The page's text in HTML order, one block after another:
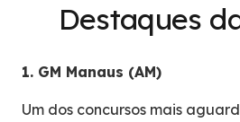
Destaques
1. GM Manaus (AM)
Um dos concursos mais